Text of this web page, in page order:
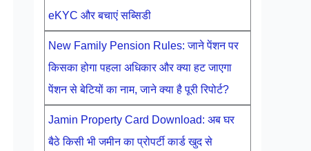
eKYC और बचाएं सब्सिडी
New Family Pension Rules: जाने पेंशन पर
किसका होगा पहला अधिकार और क्या हट जाएगा
पेंशन से बेटियों का नाम, जाने क्या है पूरी रिपोर्ट?
Jamin Property Card Download: अब घर
बैठे किसी भी जमीन का प्रोपर्टी कार्ड खुद से